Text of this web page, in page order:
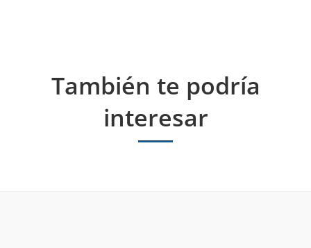
También te podría
interesar